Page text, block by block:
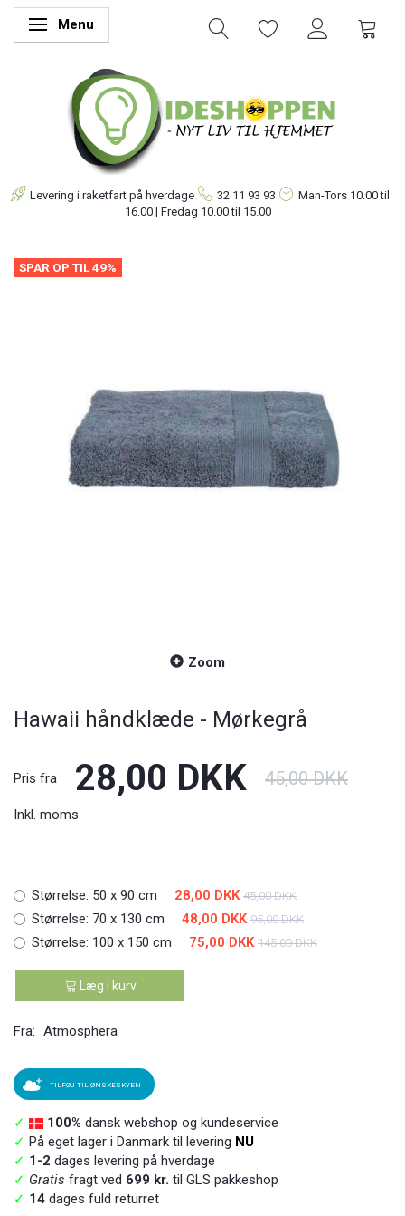
Skifte navigation
Menu
Levering i raketfart på hverdage 32 11 93 93 Man-Tors 10.00 til
16.00 | Fredag 10.00 til 15.00
SPAR OP TIL 49%
Zoom
Hawaii håndklæde - Mørkegrå
Pris fra 28,00 DKK 45,00 DKK
Inkl. moms
Størrelse: 50 x 90 cm 28,00 DKK 45,00 DKK
Størrelse: 70 x 130 cm 48,00 DKK 95,00 DKK
Størrelse: 100 x 150 cm 75,00 DKK 145,00 DKK
Læg i kurv
Fra: Atmosphera
TILFØJ TIL ØNSKESKYEN
✓ 100% dansk webshop og kundeservice
✓ På eget lager i Danmark til levering NU
✓ 1-2 dages levering på hverdage
✓ Gratis fragt ved 699 kr. til GLS pakkeshop
✓ 14 dages fuld returret